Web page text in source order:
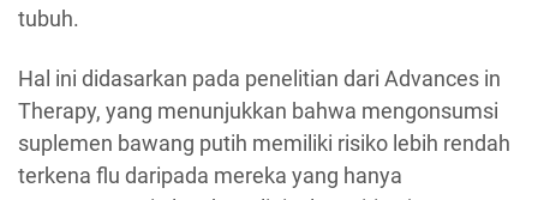
tubuh.
Hal ini didasarkan pada penelitian dari Advances in
Therapy, yang menunjukkan bahwa mengonsumsi
suplemen bawang putih memiliki risiko lebih rendah
terkena flu daripada mereka yang hanya